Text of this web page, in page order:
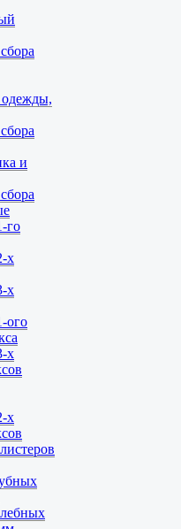
двухсекционные
квадратного экобокса
квадратных экобоксов
квадратных экобоксов
прямоугольного
прямоугольного
х прямоугольных
одежды,
и
го
х
х
ого
х
х